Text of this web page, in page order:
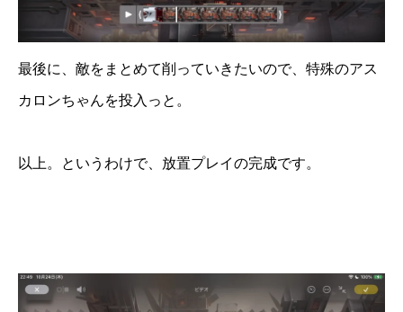
最後に、敵をまとめて削っていきたいので、特殊のアス
カロンちゃんを投入っと。
以上。というわけで、放置プレイの完成です。